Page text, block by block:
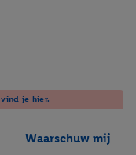
je hier.
Waarschuw mij